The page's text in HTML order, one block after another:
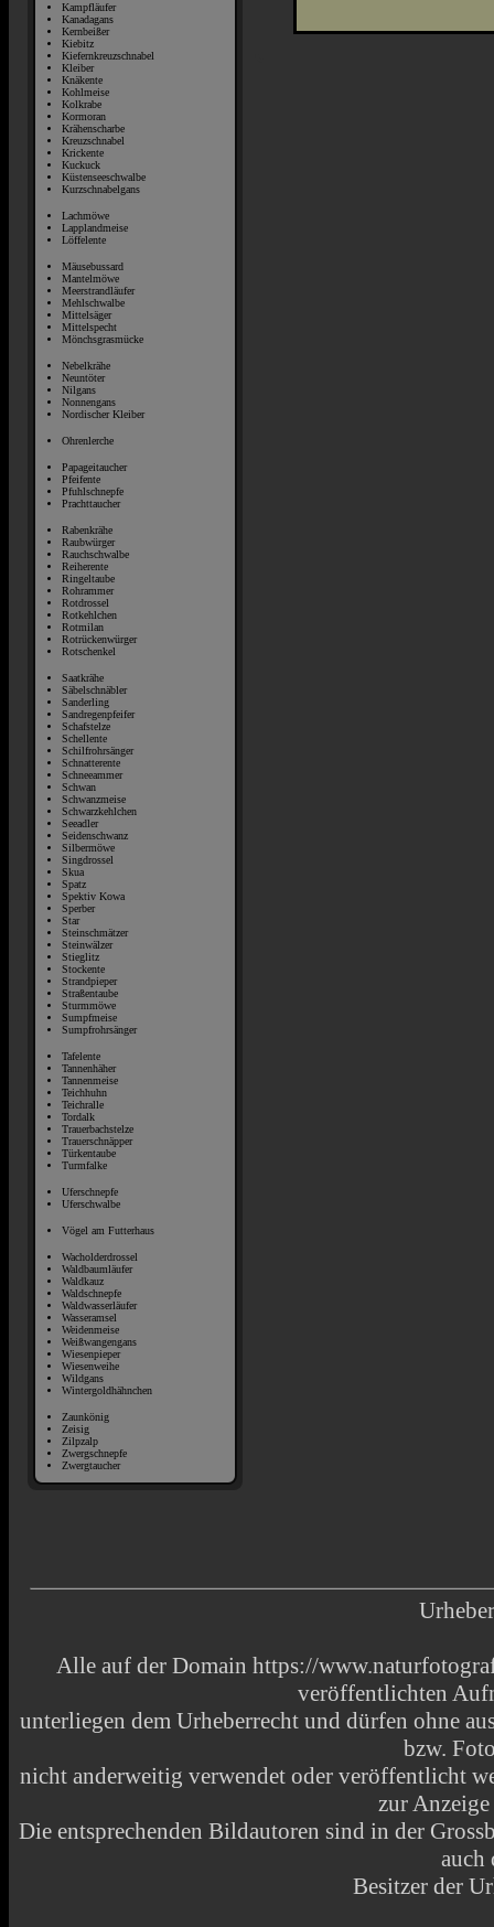
Kampfläufer
Kanadagans
Kernbeißer
Kiebitz
Kiefernkreuzschnabel
Kleiber
Knäkente
Kohlmeise
Kolkrabe
Kormoran
Krähenscharbe
Kreuzschnabel
Krickente
Kuckuck
Küstenseeschwalbe
Kurzschnabelgans
Lachmöwe
Lapplandmeise
Löffelente
Mäusebussard
Mantelmöwe
Meerstrandläufer
Mehlschwalbe
Mittelsäger
Mittelspecht
Mönchsgrasmücke
Nebelkrähe
Neuntöter
Nilgans
Nonnengans
Nordischer Kleiber
Ohrenlerche
Papageitaucher
Pfeifente
Pfuhlschnepfe
Prachttaucher
Rabenkrähe
Raubwürger
Rauchschwalbe
Reiherente
Ringeltaube
Rohrammer
Rotdrossel
Rotkehlchen
Rotmilan
Rotrückenwürger
Rotschenkel
Saatkrähe
Säbelschnäbler
Sanderling
Sandregenpfeifer
Schafstelze
Schellente
Schilfrohrsänger
Schnatterente
Schneeammer
Schwan
Schwanzmeise
Schwarzkehlchen
Seeadler
Seidenschwanz
Silbermöwe
Singdrossel
Skua
Spatz
Spektiv Kowa
Sperber
Star
Steinschmätzer
Steinwälzer
Stieglitz
Stockente
Strandpieper
Straßentaube
Sturmmöwe
Sumpfmeise
Sumpfrohrsänger
Tafelente
Tannenhäher
Tannenmeise
Teichhuhn
Teichralle
Tordalk
Trauerbachstelze
Trauerschnäpper
Türkentaube
Turmfalke
Uferschnepfe
Uferschwalbe
Vögel am Futterhaus
Wacholderdrossel
Waldbaumläufer
Waldkauz
Waldschnepfe
Waldwasserläufer
Wasseramsel
Weidenmeise
Weißwangengans
Wiesenpieper
Wiesenweihe
Wildgans
Wintergoldhähnchen
Zaunkönig
Zeisig
Zilpzalp
Zwergschnepfe
Zwergtaucher
Alle auf der Domain https://
veröffentlichten
unterliegen dem Urheberrecht und dürfen ohne
bzw.
nicht anderweitig verwendet oder veröffentlicht
zur
Die entsprechenden Bildautoren sind in der
auch
Besitzer der